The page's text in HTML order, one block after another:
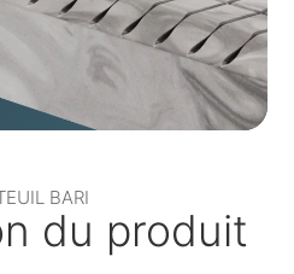
BARI
du produit